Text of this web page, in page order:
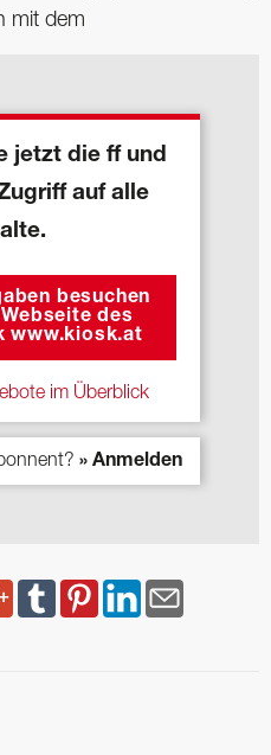
mit dem
jetzt die ff und
auf alle
besuchen
des
www.kiosk.at
im Überblick
» Anmelden